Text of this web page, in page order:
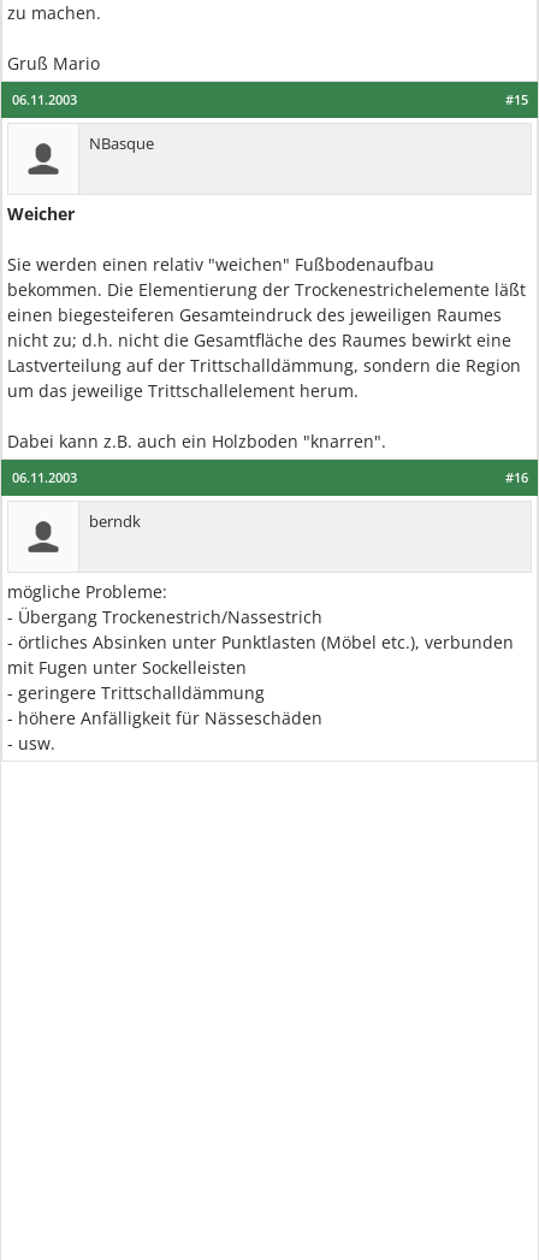
zu machen.
Gruß Mario
#15
06.11.2003
NBasque
Weicher
Sie werden einen relativ "weichen" Fußbodenaufbau
bekommen. Die Elementierung der Trockenestrichelemente läßt
einen biegesteiferen Gesamteindruck des jeweiligen Raumes
nicht zu; d.h. nicht die Gesamtfläche des Raumes bewirkt eine
Lastverteilung auf der Trittschalldämmung, sondern die Region
um das jeweilige Trittschallelement herum.
Dabei kann z.B. auch ein Holzboden "knarren".
#16
06.11.2003
berndk
mögliche Probleme:
- Übergang Trockenestrich/Nassestrich
- örtliches Absinken unter Punktlasten (Möbel etc.), verbunden
mit Fugen unter Sockelleisten
- geringere Trittschalldämmung
- höhere Anfälligkeit für Nässeschäden
- usw.